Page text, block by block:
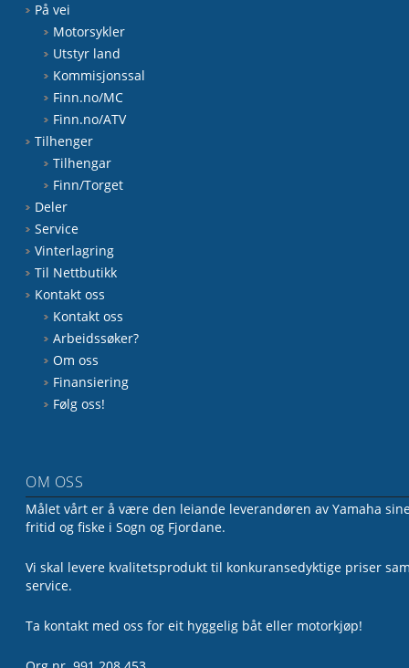
På vei
Motorsykler
Utstyr land
Kommisjonssal
Finn.no/MC
Finn.no/ATV
Tilhenger
Tilhengar
Finn/Torget
Deler
Service
Vinterlagring
Til Nettbutikk
Kontakt oss
Kontakt oss
Arbeidssøker?
Om oss
Finansiering
Følg oss!
OM OSS
Målet vårt er å være den leiande leverandøren av Yamaha
fritid og fiske i Sogn og Fjordane.
Vi skal levere kvalitetsprodukt til konkuransedyktige priser
service.
Ta kontakt med oss for eit hyggelig båt eller motorkjøp!